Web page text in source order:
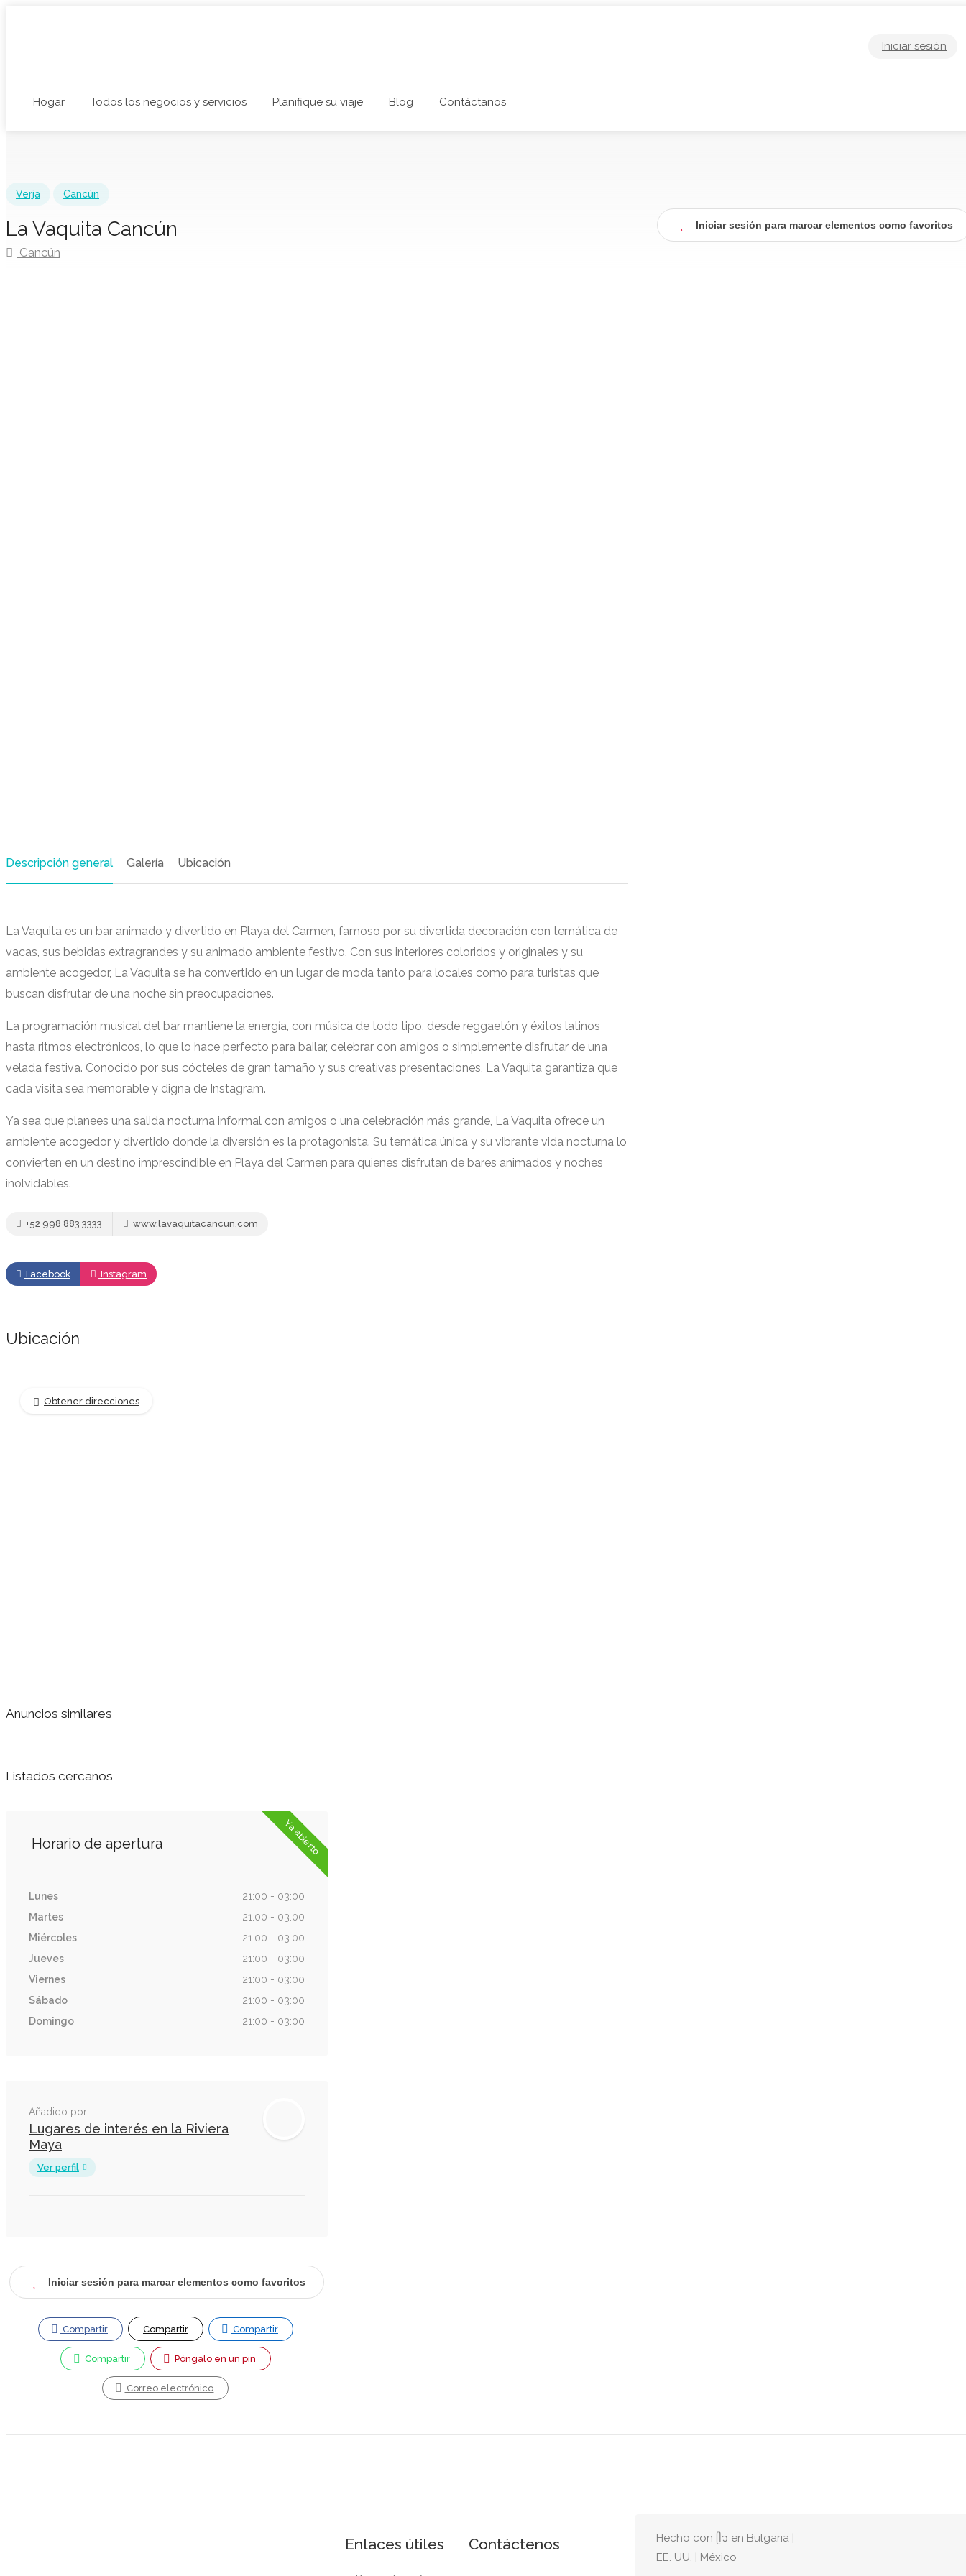
Hogar Todos los negocios y servicios Planifique su viaje Blog Contáctanos
Iniciar sesión
Verja Cancún
La Vaquita Cancún
Cancún
Iniciar sesión para marcar elementos como favoritos
Descripción general Galería Ubicación
La Vaquita es un bar animado y divertido en Playa del Carmen, famoso por su divertida decoración con temática de
vacas, sus bebidas extragrandes y su animado ambiente festivo. Con sus interiores coloridos y originales y su
ambiente acogedor, La Vaquita se ha convertido en un lugar de moda tanto para locales como para turistas que
buscan disfrutar de una noche sin preocupaciones.
La programación musical del bar mantiene la energía, con música de todo tipo, desde reggaetón y éxitos latinos
hasta ritmos electrónicos, lo que lo hace perfecto para bailar, celebrar con amigos o simplemente disfrutar de una
velada festiva. Conocido por sus cócteles de gran tamaño y sus creativas presentaciones, La Vaquita garantiza que
cada visita sea memorable y digna de Instagram.
Ya sea que planees una salida nocturna informal con amigos o una celebración más grande, La Vaquita ofrece un
ambiente acogedor y divertido donde la diversión es la protagonista. Su temática única y su vibrante vida nocturna lo
convierten en un destino imprescindible en Playa del Carmen para quienes disfrutan de bares animados y noches
inolvidables.
+52 998 883 3333 www.lavaquitacancun.com
Facebook Instagram
Ubicación
Obtener direcciones
Anuncios similares
Listados cercanos
Ya abierto
Horario de apertura
Lunes
21:00 - 03:00
Martes
21:00 - 03:00
Miércoles
21:00 - 03:00
Jueves
21:00 - 03:00
Viernes
21:00 - 03:00
Sábado
21:00 - 03:00
Domingo
21:00 - 03:00
Añadido por
Lugares de interés en la Riviera
Maya
Ver perfil
Iniciar sesión para marcar elementos como favoritos
Compartir Compartir Compartir
Compartir Póngalo en un pin
Correo electrónico
Enlaces útiles Contáctenos
Hecho con ᥫ᭡ en Bulgaria |
EE. UU. | México